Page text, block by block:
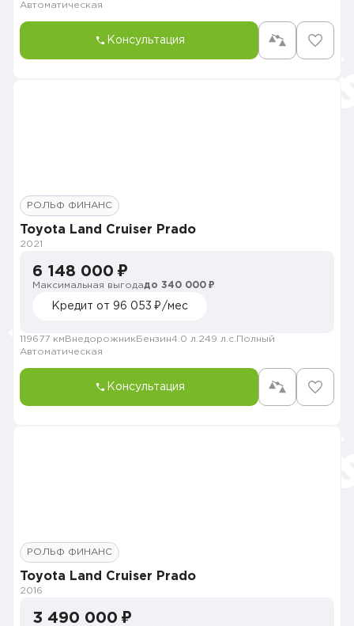
Автоматическая
Консультация
РОЛЬФ ФИНАНС
Toyota Land Cruiser Prado
2021
6 148 000 ₽
Максимальная выгодадо 340 000 ₽
Кредит от 96 053 ₽/мес
119677 км Внедорожник Бензин4.0 л. 249 л.с. Полный
Автоматическая
Консультация
РОЛЬФ ФИНАНС
Toyota Land Cruiser Prado
2016
3 490 000 ₽